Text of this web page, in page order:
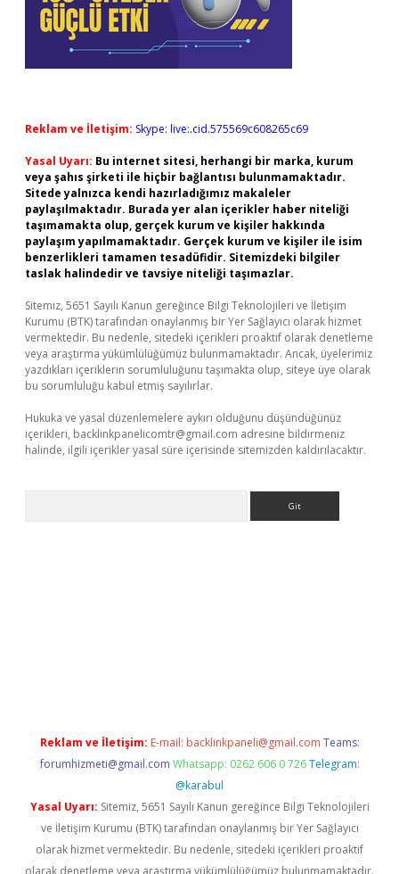
Reklam ve İletişim: Skype: live:.cid.575569c608265c69
Yasal Uyarı: Bu internet sitesi, herhangi bir marka, kurum
veya şahıs şirketi ile hiçbir bağlantısı bulunmamaktadır.
Sitede yalnızca kendi hazırladığımız makaleler
paylaşılmaktadır. Burada yer alan içerikler haber niteliği
taşımamakta olup, gerçek kurum ve kişiler hakkında
paylaşım yapılmamaktadır. Gerçek kurum ve kişiler ile isim
benzerlikleri tamamen tesadüfidir. Sitemizdeki bilgiler
taslak halindedir ve tavsiye niteliği taşımazlar.
Sitemiz, 5651 Sayılı Kanun gereğince Bilgi Teknolojileri ve İletişim
Kurumu (BTK) tarafından onaylanmış bir Yer Sağlayıcı olarak hizmet
vermektedir. Bu nedenle, sitedeki içerikleri proaktif olarak denetleme
veya araştırma yükümlülüğümüz bulunmamaktadır. Ancak, üyelerimiz
yazdıkları içeriklerin sorumluluğunu taşımakta olup, siteye üye olarak
bu sorumluluğu kabul etmiş sayılırlar.
Hukuka ve yasal düzenlemelere aykırı olduğunu düşündüğünüz
içerikleri, backlinkpanelicomtr@gmail.com adresine bildirmeniz
halinde, ilgili içerikler yasal süre içerisinde sitemizden kaldırılacaktır.
Reklam ve İletişim: E-mail: backlinkpaneli@gmail.com Teams:
forumhizmeti@gmail.com Whatsapp: 0262 606 0 726 Telegram:
@karabul
Yasal Uyarı: Sitemiz, 5651 Sayılı Kanun gereğince Bilgi Teknolojileri
ve İletişim Kurumu (BTK) tarafından onaylanmış bir Yer Sağlayıcı
olarak hizmet vermektedir. Bu nedenle, sitedeki içerikleri proaktif
olarak denetleme veya araştırma yükümlülüğümüz bulunmamaktadır.